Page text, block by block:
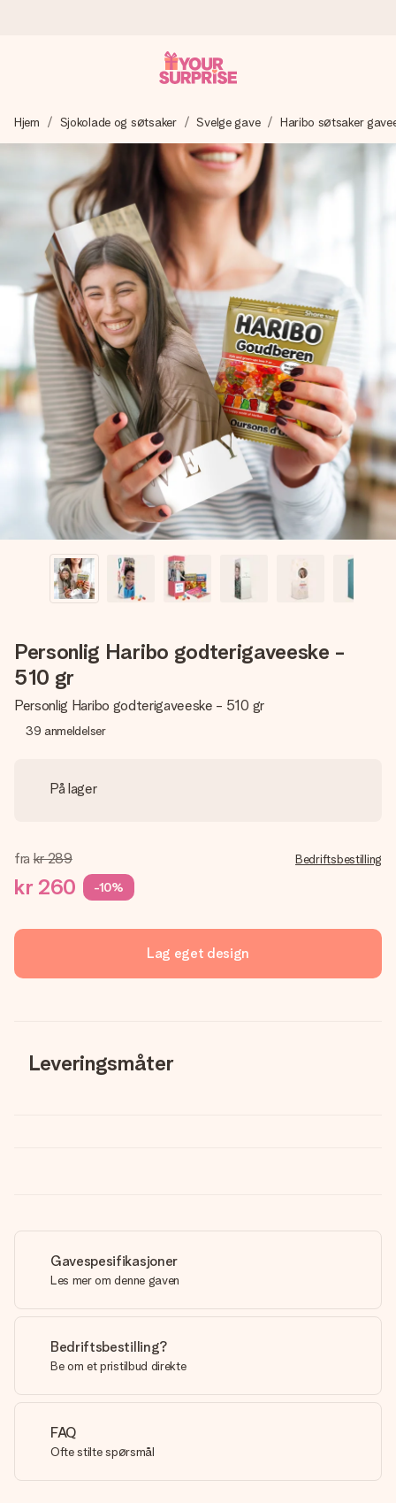
Vi lager dine gaver med omtanke og sender den avgårde så
raskt som mulig - slik at du kan gi gaven i tide, når den betyr
4,5 (basert på +15 000 anmeldelser)
Gavene våre inspirerer. Kundene gir oss 4,5 på Google
Reviews.
Gratis kort med hilsen
Lag noe unikt med bare noen få steg - med hennes navn,
et bilde av dere eller en beskjed som virkelig berører
hjertet. Ikke noe tull, bare masse kjærlighet i øyeblikket.
Hjem Sjokolade og søtsaker Svelge gave Haribo søtsaker
Personlig Haribo godterigaveeske -
510 gr
Personlig Haribo godterigaveeske - 510 gr
39 anmeldelser
På lager
fra kr 289
kr 260 -10%
Bedriftsbestilling
Lag eget design
Leveringsmåter
Gavespesifikasjoner
Les mer om denne gaven
Bedriftsbestilling?
Be om et pristilbud direkte
FAQ
Ofte stilte spørsmål